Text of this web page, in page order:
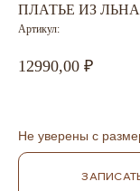
ПЛАТЬЕ ИЗ ЛЬНА
Артикул:
12990,00
Не уверены с